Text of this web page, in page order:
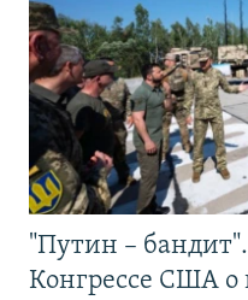
"Путин –
Конгрессе США